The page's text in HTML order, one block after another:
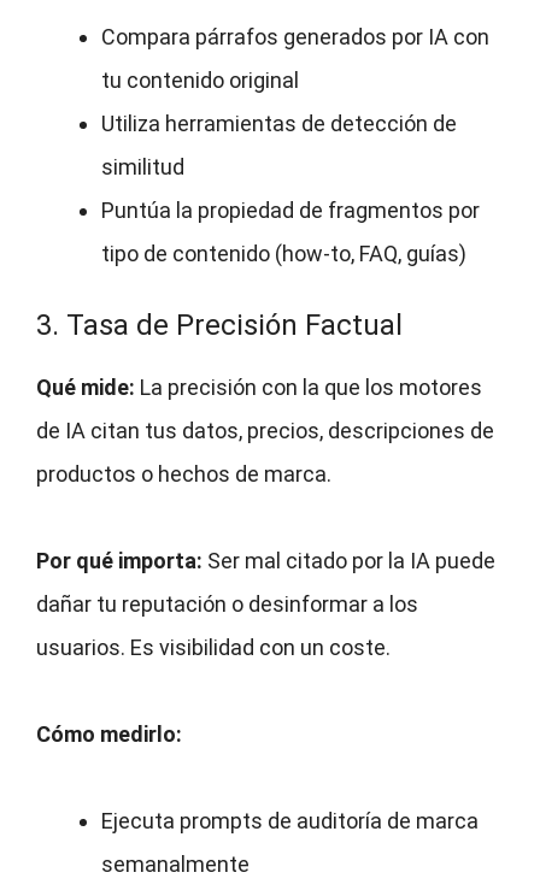
Compara párrafos generados por IA con
tu contenido original
Utiliza herramientas de detección de
similitud
Puntúa la propiedad de fragmentos por
tipo de contenido (how-to, FAQ, guías)
3. Tasa de Precisión Factual
Qué mide: La precisión con la que los motores
de IA citan tus datos, precios, descripciones de
productos o hechos de marca.
Por qué importa: Ser mal citado por la IA puede
dañar tu reputación o desinformar a los
usuarios. Es visibilidad con un coste.
Cómo medirlo:
Ejecuta prompts de auditoría de marca
semanalmente